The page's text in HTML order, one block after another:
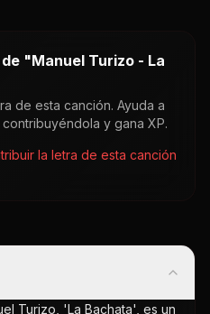
"Manuel Turizo - La
de esta canción. Ayuda a
y gana XP.
la letra de esta canción
Turizo, 'La Bachata', es un